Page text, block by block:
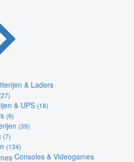
& Laders
(27)
& UPS (18)
(9)
(39)
(7)
(134)
Consoles & Videogames